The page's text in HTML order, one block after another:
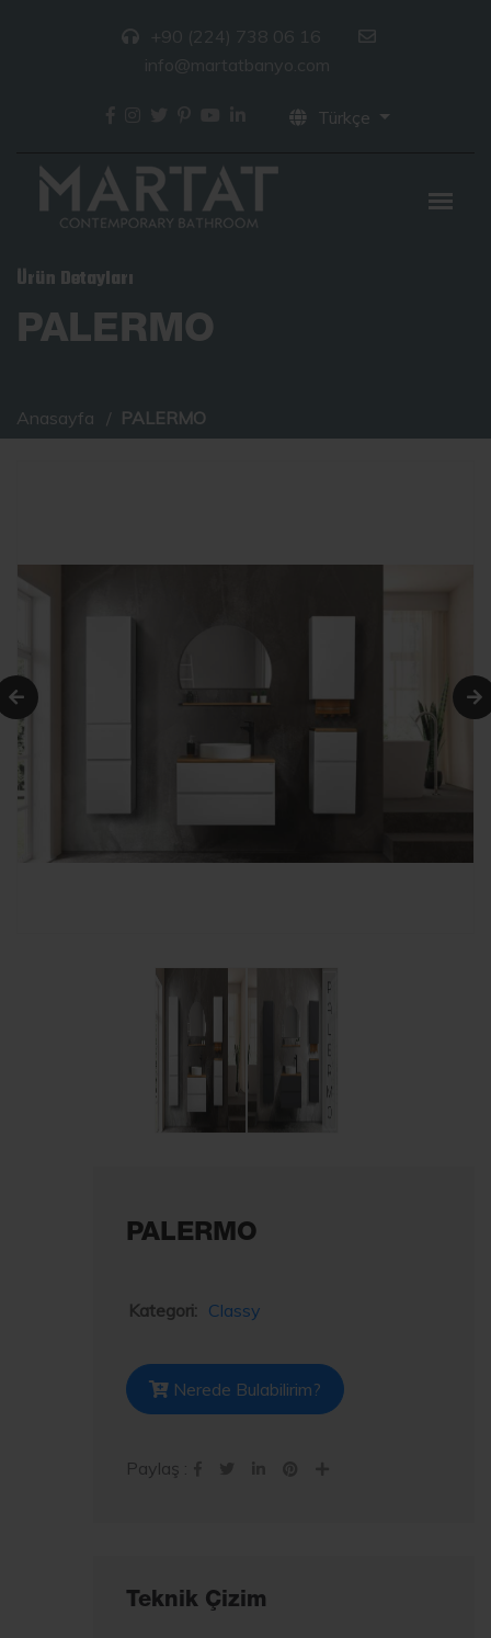
+90 (224) 738 06 16
info@martatbanyo.com
Türkçe
Ürün Detayları
PALERMO
Anasayfa PALERMO
PALERMO
Kategori: Classy
Nerede Bulabilirim?
Paylaş :
Teknik Çizim